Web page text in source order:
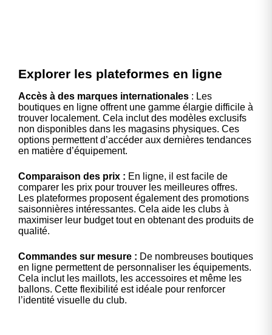
Explorer les plateformes en ligne
Accès à des marques internationales : Les
boutiques en ligne offrent une gamme élargie difficile à
trouver localement. Cela inclut des modèles exclusifs
non disponibles dans les magasins physiques. Ces
options permettent d’accéder aux dernières tendances
en matière d’équipement.
Comparaison des prix : En ligne, il est facile de
comparer les prix pour trouver les meilleures offres.
Les plateformes proposent également des promotions
saisonnières intéressantes. Cela aide les clubs à
maximiser leur budget tout en obtenant des produits de
qualité.
Commandes sur mesure : De nombreuses boutiques
en ligne permettent de personnaliser les équipements.
Cela inclut les maillots, les accessoires et même les
ballons. Cette flexibilité est idéale pour renforcer
l’identité visuelle du club.